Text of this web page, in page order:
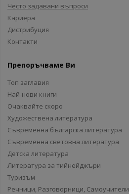
Често задавани въпроси
Кариера
Дистрибуция
Контакти
Препоръчваме Ви
Топ заглавия
Най-нови книги
Очаквайте скоро
Художествена литература
Съвременна българска литература
Съвременна световна литература
Детска литература
Литература за тийнейджъри
Туризъм
Речници, Разговорници, Самоучители